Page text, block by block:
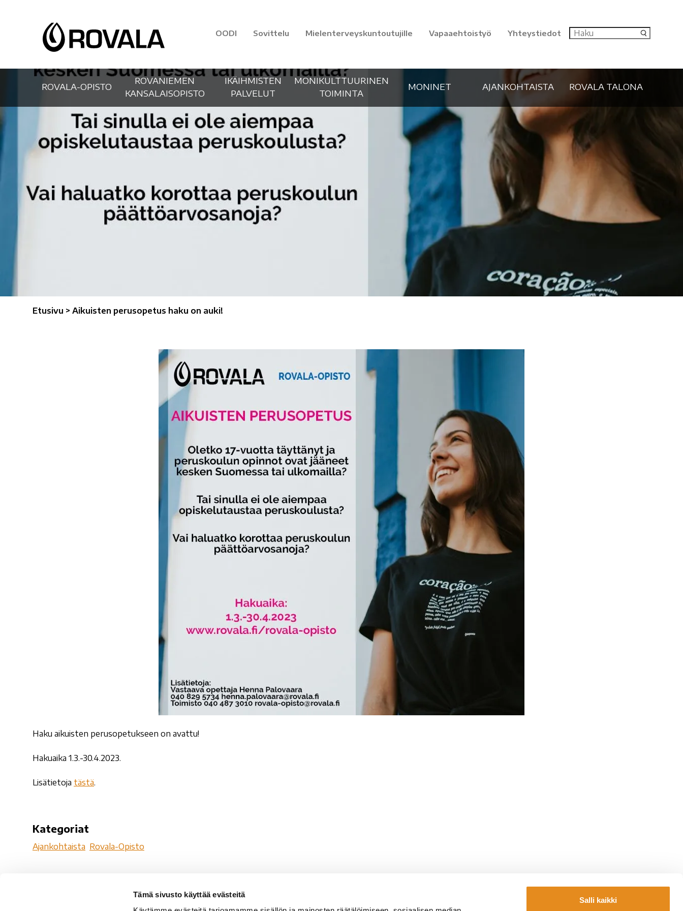
Tämä sivusto käyttää evästeitä
Salli kaikki
OODI Sovittelu Mielenterveyskuntoutujille Vapaaehtoistyö Yhteystiedot
ROVALA-OPISTO
ROVANIEMEN
KANSALAISOPISTO
IKÄIHMISTEN
PALVELUT
MONIKULTTUURINEN
TOIMINTA
MONINET AJANKOHTAISTA ROVALA TALONA
Etusivu > Aikuisten perusopetus haku on auki!
Haku aikuisten perusopetukseen on avattu!
Hakuaika 1.3.-30.4.2023.
Lisätietoja tästä.
Kategoriat
Ajankohtaista Rovala-Opisto
Rovalan Setlementti ry Sähköpostit